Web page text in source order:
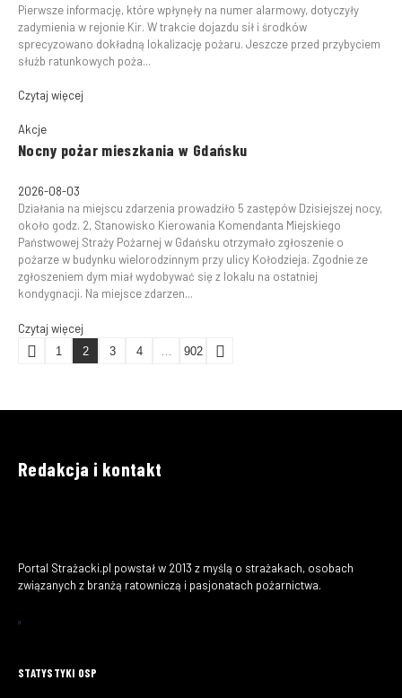
Pierwsze informację, które wpłynęły na numer alarmowy, dotyczyły
zadymienia w rejonie Kir. W trakcie dojazdu sił i środków
sprecyzowano dokładną lokalizację pożaru. Jeszcze przed przybyciem
służb ratunkowych poża...
Czytaj więcej
Akcje
Nocny pożar mieszkania w Gdańsku
2026-08-03
Działania na miejscu zdarzenia prowadziło 5 zastępów Dzisiejszej nocy,
około godz. 2, Stanowisko Kierowania Komendanta Miejskiego
Państwowej Straży Pożarnej w Gdańsku otrzymało zgłoszenie o
pożarze w budynku wielorodzinnym przy ulicy Kołodzieja. Zgodnie ze
zgłoszeniem dym miał wydobywać się z lokalu na ostatniej
kondygnacji. Na miejsce zdarzen...
Czytaj więcej
1 2 3 4 902
Redakcja i kontakt
Portal Strażacki.pl powstał w 2013 z myślą o strażakach, osobach
związanych z branżą ratowniczą i pasjonatach pożarnictwa.
STATYSTYKI OSP